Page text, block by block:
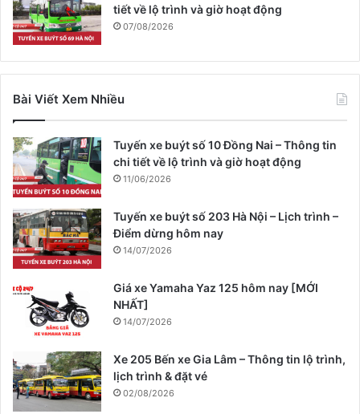
tiết về lộ trình và giờ hoạt động
07/08/2026
Bài Viết Xem Nhiều
Tuyến xe buýt số 10 Đồng Nai – Thông tin
chi tiết về lộ trình và giờ hoạt động
11/06/2026
Tuyến xe buýt số 203 Hà Nội – Lịch trình –
Điểm dừng hôm nay
14/07/2026
Giá xe Yamaha Yaz 125 hôm nay [MỚI
NHẤT]
14/07/2026
Xe 205 Bến xe Gia Lâm – Thông tin lộ trình,
lịch trình & đặt vé
02/08/2026